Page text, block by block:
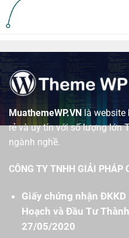
MuathemeWP.VNlà website
rẻ và uy tín với số lượng lớn
ngành nghề.
CÔNG TY TNHH GIẢI PHÁP
Giấy chứng nhận
Hoạch và Đầu Tư
27/05/2020